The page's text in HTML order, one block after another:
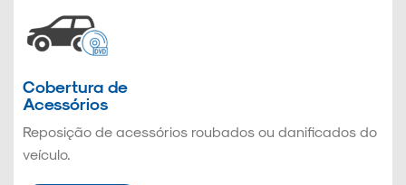
Cobertura de
Acessórios
Reposição de acessórios roubados ou danificados do
veículo.